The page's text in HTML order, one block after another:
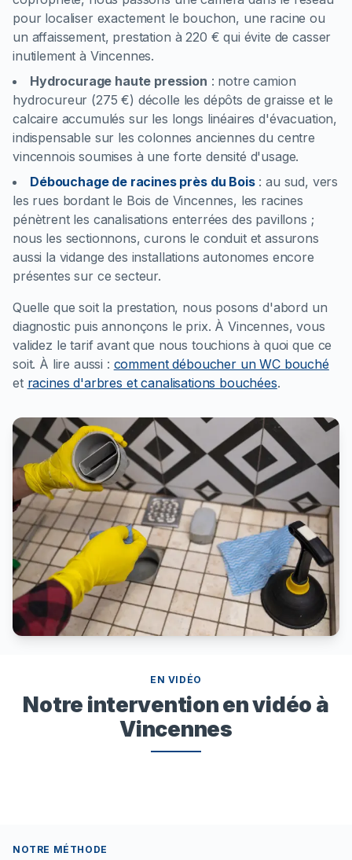
pour localiser exactement le bouchon, une racine ou
un affaissement, prestation à 220 € qui évite de casser
inutilement à Vincennes.
Hydrocurage haute pression : notre camion
hydrocureur (275 €) décolle les dépôts de graisse et le
calcaire accumulés sur les longs linéaires d'évacuation,
indispensable sur les colonnes anciennes du centre
vincennois soumises à une forte densité d'usage.
Débouchage de racines près du Bois:au sud, vers
les rues bordant le Bois de Vincennes, les racines
pénètrent les canalisations enterrées des pavillons ;
nous les sectionnons, curons le conduit et assurons
aussi la vidange des installations autonomes encore
présentes sur ce secteur.
Quelle que soit la prestation, nous posons d'abord un
diagnostic puis annonçons le prix. À Vincennes, vous
validez le tarif avant que nous touchions à quoi que ce
soit. À lire aussi : comment déboucher un WC bouché
et racines d'arbres et canalisations bouchées.
EN VIDÉO
Notre intervention en vidéo à
Vincennes
NOTRE MÉTHODE